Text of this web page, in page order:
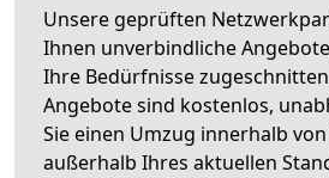
Unsere geprüften
Ihnen unverbindliche
Ihre Bedürfnisse
Angebote sind kostenlos,
Sie einen Umzug innerhalb
außerhalb Ihres aktuellen